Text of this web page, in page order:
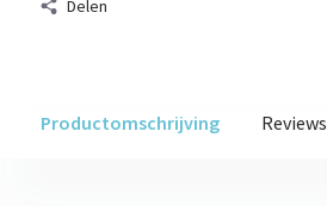
Delen
Productomschrijving Reviews